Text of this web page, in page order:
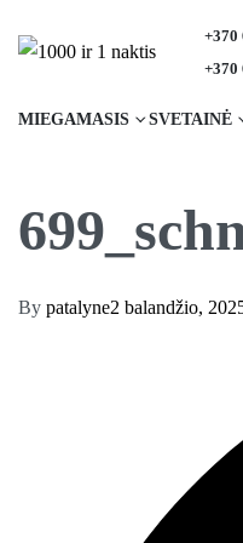
+370
+370
MIEGAMASIS SVETAINĖ
By patalyne2 balandžio,